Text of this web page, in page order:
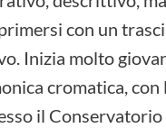
con un
Inizia molto
cromatica, con
il Conservatorio